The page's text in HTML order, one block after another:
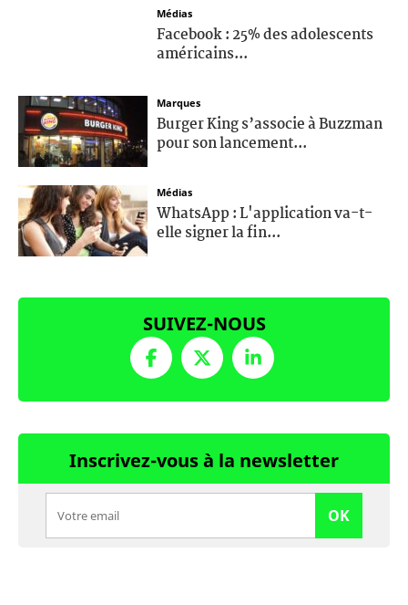
Médias
Facebook : 25% des adolescents
américains...
Marques
Burger King s’associe à Buzzman
pour son lancement...
Médias
WhatsApp : L'application va-t-
elle signer la fin...
SUIVEZ-NOUS
Inscrivez-vous à la newsletter
OK